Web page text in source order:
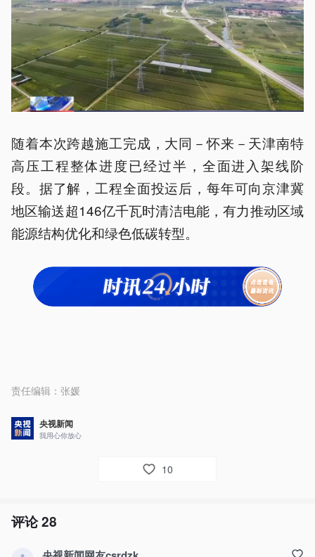
随着本次跨越施工完成，大同－怀来－天津南特
高压工程整体进度已经过半，全面进入架线阶
段。据了解，工程全面投运后，每年可向京津冀
地区输送超146亿千瓦时清洁电能，有力推动区域
能源结构优化和绿色低碳转型。
责任编辑： 张媛
央视新闻
我用心你放心
10
评论28